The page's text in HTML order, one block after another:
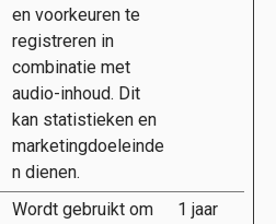
en voorkeuren te
registreren in
combinatie met
audio-inhoud. Dit
kan statistieken en
marketingdoeleinde
n dienen.
Wordt gebruikt om
1 jaar